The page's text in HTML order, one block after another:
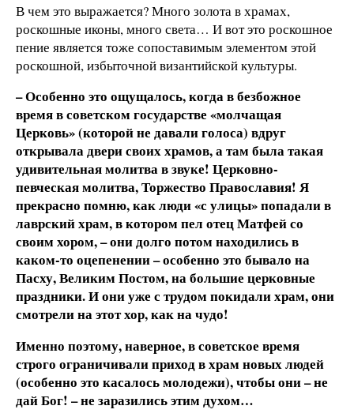
В чем это выражается? Много золота в храмах,
роскошные иконы, много света… И вот это роскошное
пение является тоже сопоставимым элементом этой
роскошной, избыточной византийской культуры.
– Особенно это ощущалось, когда в безбожное
время в советском государстве «молчащая
Церковь» (которой не давали голоса) вдруг
открывала двери своих храмов, а там была такая
удивительная молитва в звуке! Церковно-
певческая молитва, Торжество Православия! Я
прекрасно помню, как люди «с улицы» попадали в
лаврский храм, в котором пел отец Матфей со
своим хором, – они долго потом находились в
каком-то оцепенении – особенно это бывало на
Пасху, Великим Постом, на большие церковные
праздники. И они уже с трудом покидали храм, они
смотрели на этот хор, как на чудо!
Именно поэтому, наверное, в советское время
строго ограничивали приход в храм новых людей
(особенно это касалось молодежи), чтобы они – не
дай Бог! – не заразились этим духом…